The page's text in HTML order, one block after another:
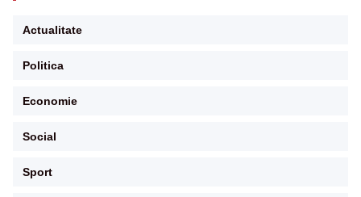
Actualitate
Politica
Economie
Social
Sport